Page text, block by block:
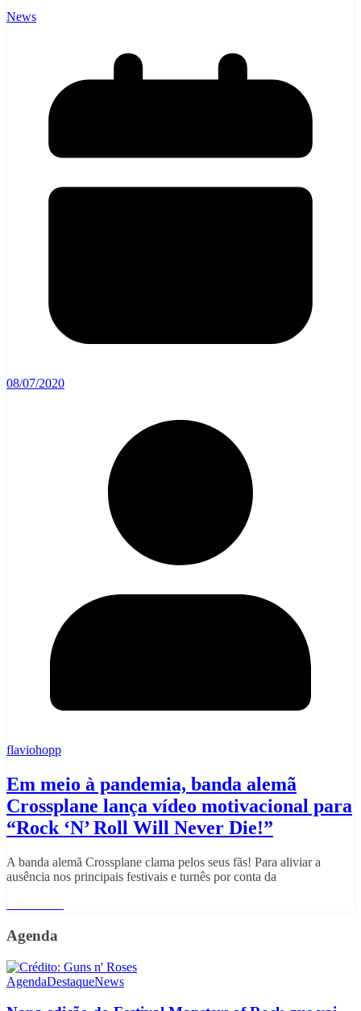
News
08/07/2020
flaviohopp
Em meio à pandemia, banda alemã
Crossplane lança vídeo motivacional para
“Rock ‘N’ Roll Will Never Die!”
A banda alemã Crossplane clama pelos seus fãs! Para aliviar a
ausência nos principais festivais e turnês por conta da
Agenda
AgendaDestaqueNews